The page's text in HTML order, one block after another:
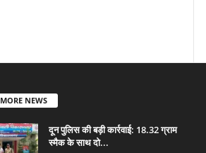
NEWS
दून पुलिस की बड़ी कार्रवाई: 18.32 ग्राम
स्मैक के साथ दो...